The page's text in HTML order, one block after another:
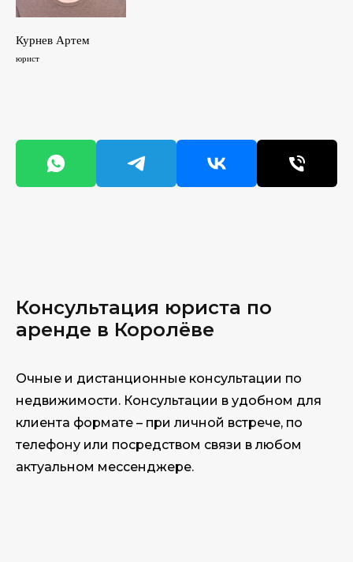
Курнев Артем
юрист
Консультация юриста по
аренде в Королёве
Очные и дистанционные консультации по
недвижимости. Консультации в удобном для
клиента формате – при личной встрече, по
телефону или посредством связи в любом
актуальном мессенджере.